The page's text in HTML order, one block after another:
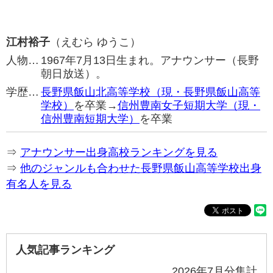
江村裕子 （えむら ゆうこ）
人物… 1967年7月13日生まれ。アナウンサー（長野
朝日放送）。
学歴… 長野県飯山北高等学校（現・長野県飯山高等
学校） を卒業→信州豊南女子短期大学（現・
信州豊南短期大学） を卒業
⇒ アナウンサー出身高校ランキングを見る
⇒ 他のジャンルも合わせた長野県飯山高等学校出身
有名人を見る
人気記事ランキング